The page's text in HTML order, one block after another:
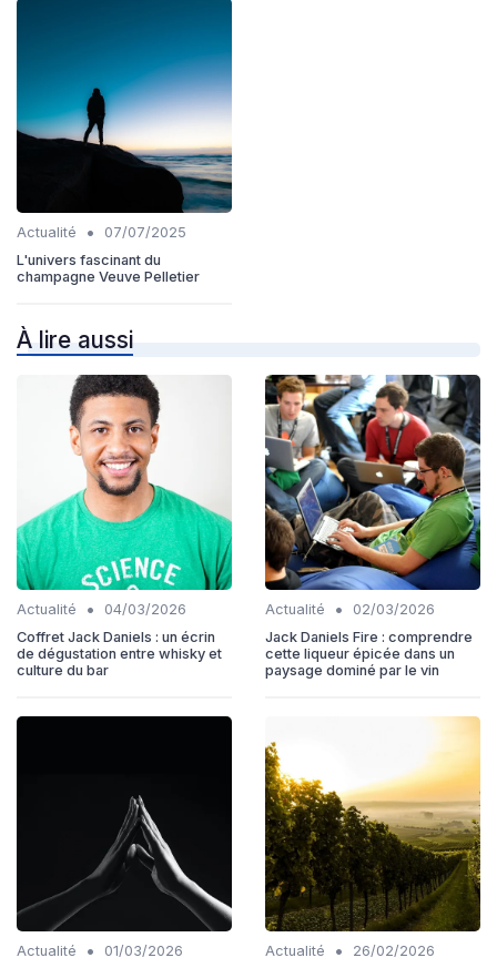
Actualité •
07/07/2025
L'univers fascinant du
champagne Veuve Pelletier
À lire aussi
Actualité •
04/03/2026
Coffret Jack Daniels : un écrin
de dégustation entre whisky et
culture du bar
Actualité •
02/03/2026
Jack Daniels Fire : comprendre
cette liqueur épicée dans un
paysage dominé par le vin
Actualité •
01/03/2026
Actualité •
26/02/2026